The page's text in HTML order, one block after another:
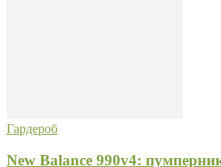
Гардероб
New Balance 990v4: